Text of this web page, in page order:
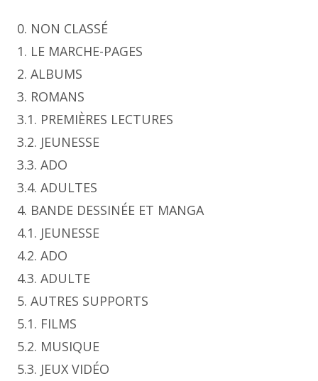
0. NON CLASSÉ
1. LE MARCHE-PAGES
2. ALBUMS
3. ROMANS
3.1. PREMIÈRES LECTURES
3.2. JEUNESSE
3.3. ADO
3.4. ADULTES
4. BANDE DESSINÉE ET MANGA
4.1. JEUNESSE
4.2. ADO
4.3. ADULTE
5. AUTRES SUPPORTS
5.1. FILMS
5.2. MUSIQUE
5.3. JEUX VIDÉO